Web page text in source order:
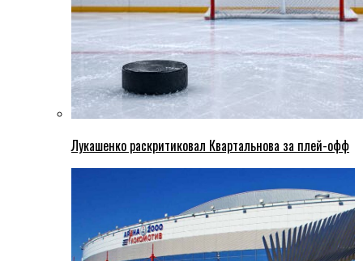
Лукашенко раскритиковал Квартальнова за плей-офф